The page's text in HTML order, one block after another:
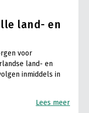
land- en
voor
land- en
inmiddels in
Lees meer